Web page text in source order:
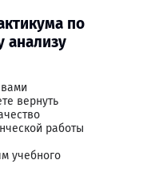
по
анализу
вернуть
работы
учебного